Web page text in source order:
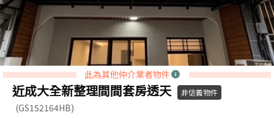
此為其他仲介業者物件
近成大全新整理間間套房透天 非信義物件
(GS152164HB)